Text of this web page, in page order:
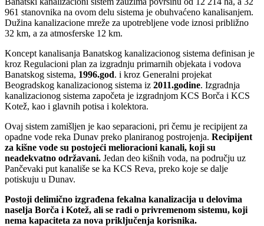
961 stanovnika na ovom delu sistema je obuhvaćeno kanalisanjem.
Dužina kanalizacione mreže za upotrebljene vode iznosi približno
32 km, a za atmosferske 12 km.
Koncept kanalisanja Banatskog kanalizacionog sistema definisan je
kroz Regulacioni plan za izgradnju primarnih objekata i vodova
Banatskog sistema, 1996.god. i kroz Generalni projekat
Beogradskog kanalizacionog sistema iz 2011.godine. Izgradnja
kanalizacionog sistema započeta je izgradnjom KCS Borča i KCS
Kotež, kao i glavnih potisa i kolektora.
Ovaj sistem zamišljen je kao separacioni, pri čemu je recipijent za
opadne vode reka Dunav preko planiranog postrojenja. Recipijent
za kišne vode su postojeći melioracioni kanali, koji su
neadekvatno održavani. Jedan deo kišnih voda, na području uz
Pančevaki put kanališe se ka KCS Reva, preko koje se dalje
potiskuju u Dunav.
Postoji delimično izgrađena fekalna kanalizacija u delovima
naselja Borča i Kotež, ali se radi o privremenom sistemu, koji
nema kapaciteta za nova priključenja korisnika.